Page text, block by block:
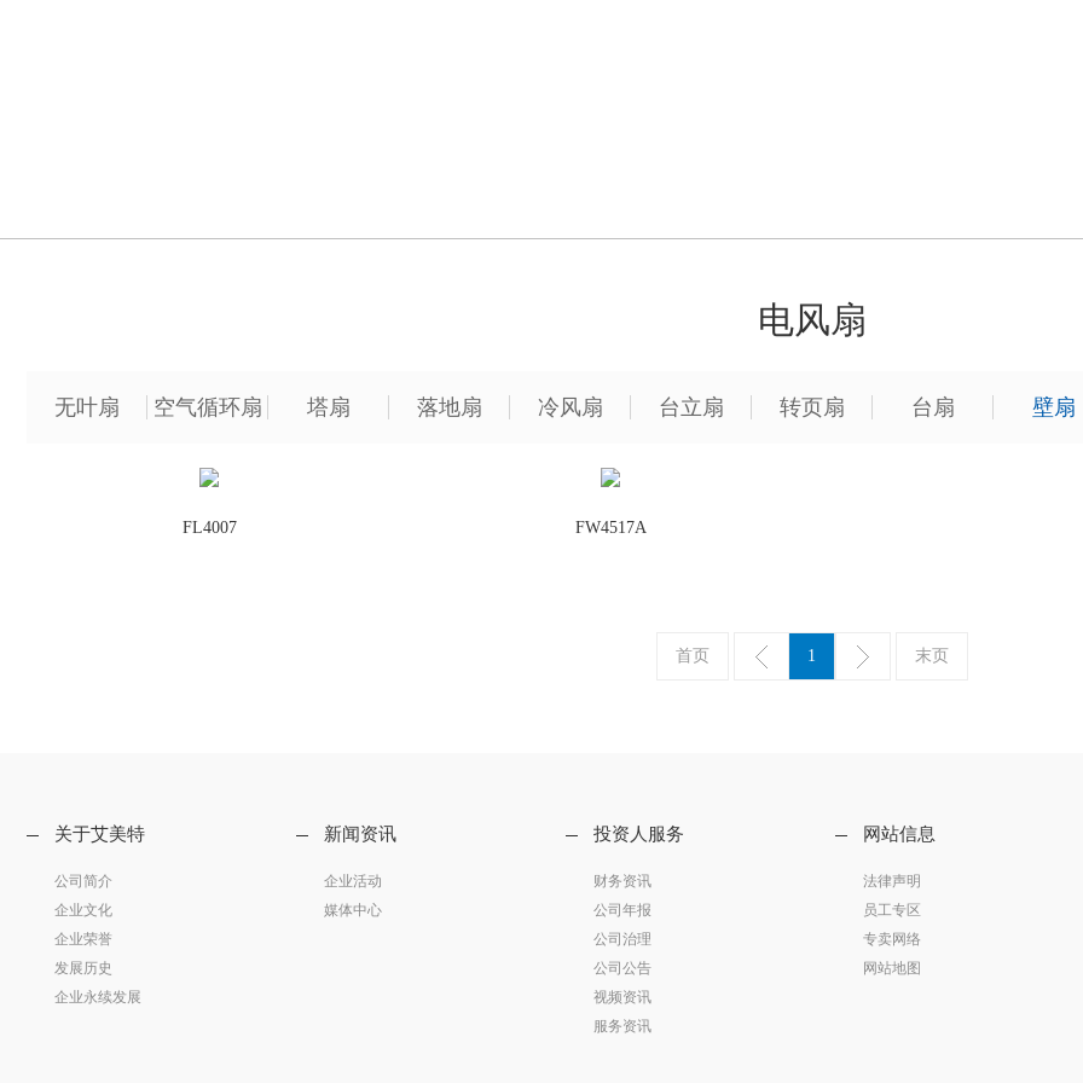
电风扇
无叶扇 空气循环扇 塔扇 落地扇 冷风扇 台立扇 转页扇 台扇 壁扇
FL4007 FW4517A
首页 1 末页
关于艾美特
公司简介
企业文化
企业荣誉
发展历史
企业永续发展
新闻资讯
企业活动
媒体中心
投资人服务
财务资讯
公司年报
公司治理
公司公告
视频资讯
服务资讯
网站信息
法律声明
员工专区
专卖网络
网站地图